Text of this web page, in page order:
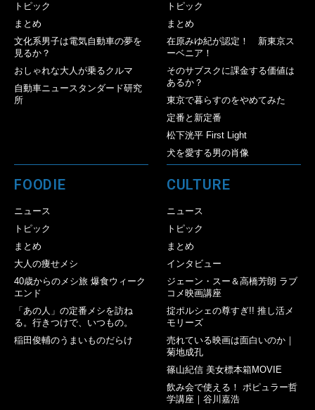
トピック
まとめ
文化系男子は電気自動車の夢を
見るか？
おしゃれな大人が乗るクルマ
自動車ニュースタンダード研究
所
トピック
まとめ
在原みゆ紀が認定！ 新東京ス
ーベニア！
そのサブスクに課金する価値は
あるか？
東京で暮らすのをやめてみた
定番と新定番
松下洸平 First Light
犬を愛する男の肖像
FOODIE
ニュース
トピック
まとめ
大人の痩せメシ
40歳からのメシ旅 爆食ウィーク
エンド
「あの人」の定番メシを訪ね
る。行きつけで、いつもの。
稲田俊輔のうまいものだらけ
CULTURE
ニュース
トピック
まとめ
インタビュー
ジェーン・スー＆高橋芳朗 ラブ
コメ映画講座
掟ポルシェの尊すぎ!! 推し活メ
モリーズ
売れている映画は面白いのか｜
菊地成孔
篠山紀信 美女標本箱MOVIE
飲み会で使える！ ポピュラー哲
学講座｜谷川嘉浩